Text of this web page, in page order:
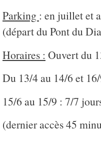
Parking : en juillet et
(départ du Pont du
Horaires : Ouvert du
Du 13/4 au 14/6 et
15/6 au 15/9 : 7/7
(dernier accès 45